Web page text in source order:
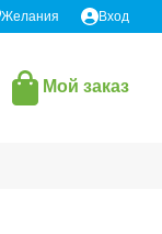
Желания Вход
Мой заказ